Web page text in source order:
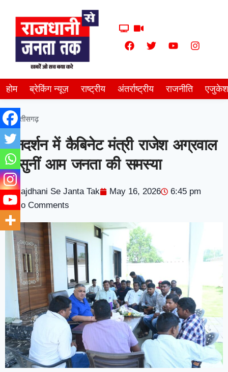
होम ब्रेकिंग न्यूज़ राष्ट्रीय अंतर्राष्ट्रीय राजनीति
छत्तीसगढ़
जनदर्शन में कैबिनेट मंत्री राजेश अग्रवाल
ने सुनीं आम जनता की समस्या
Rajdhani Se Janta Tak May 16, 2026
6:45 pm
No Comments